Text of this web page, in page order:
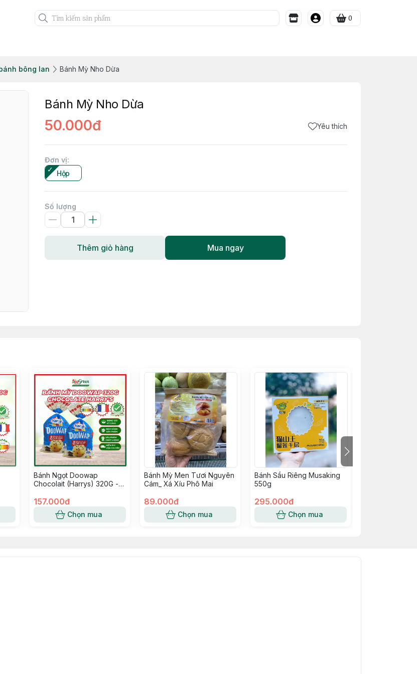
0
bông lan Bánh Mỳ Nho Dừa
Bánh Mỳ Nho Dừa
50.000đ Yêu thích
Đơn vị:
Hộp
Số lượng
Thêm giỏ hàng Mua ngay
Bánh Ngọt Doowap
Chocolait (Harrys) 320G -
157.000đ
Chọn mua
Bánh Mỳ Men Tươi Nguyên
Cám_ Xá Xíu Phô Mai
89.000đ
Chọn mua
Bánh Sầu Riêng Musaking
550g
295.000đ
Chọn mua